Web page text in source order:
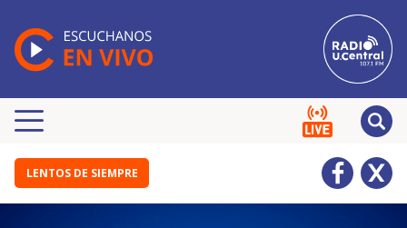
LENTOS DE SIEMPRE